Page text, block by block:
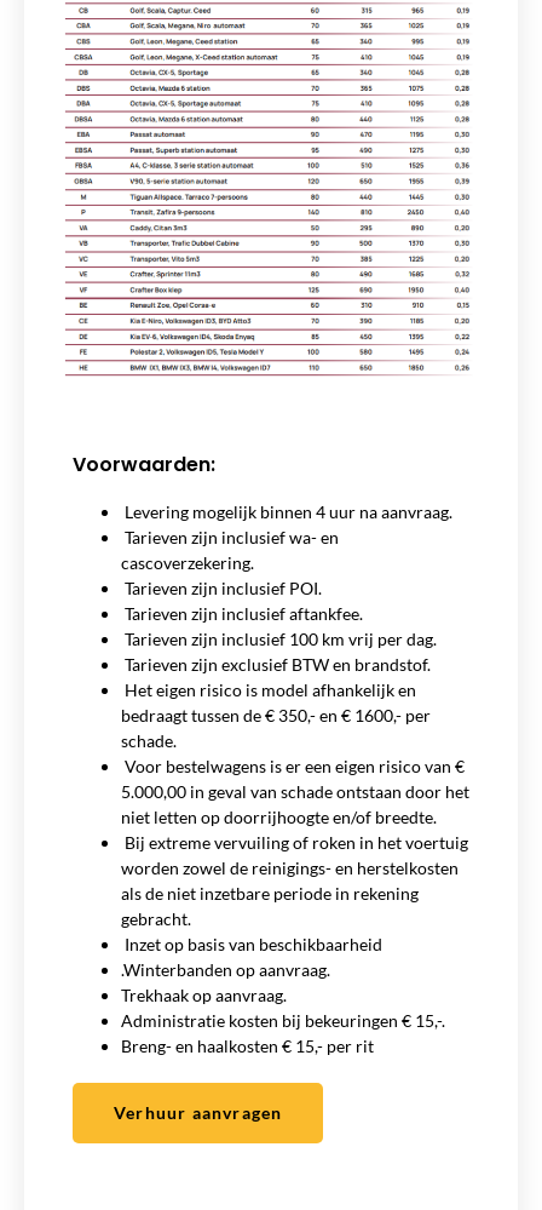
Voorwaarden:
Levering mogelijk binnen 4 uur na aanvraag.
Tarieven zijn inclusief wa- en
cascoverzekering.
Tarieven zijn inclusief POI.
Tarieven zijn inclusief aftankfee.
Tarieven zijn inclusief 100 km vrij per dag.
Tarieven zijn exclusief BTW en brandstof.
Het eigen risico is model afhankelijk en
bedraagt tussen de € 350,- en € 1600,- per
schade.
Voor bestelwagens is er een eigen risico van €
5.000,00 in geval van schade ontstaan door het
niet letten op doorrijhoogte en/of breedte.
Bij extreme vervuiling of roken in het voertuig
worden zowel de reinigings- en herstelkosten
als de niet inzetbare periode in rekening
gebracht.
Inzet op basis van beschikbaarheid
.Winterbanden op aanvraag.
Trekhaak op aanvraag.
Administratie kosten bij bekeuringen € 15,-.
Breng- en haalkosten € 15,- per rit
Verhuur aanvragen